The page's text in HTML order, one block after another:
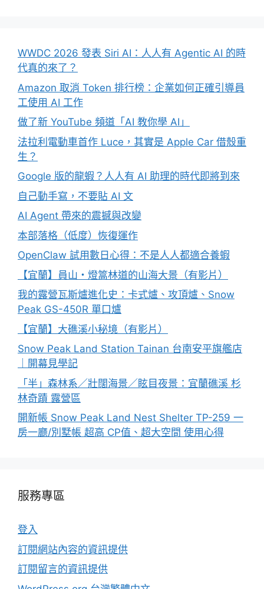
WWDC 2026 發表 Siri AI：人人有 Agentic AI 的時
代真的來了？
Amazon 取消 Token 排行榜：企業如何正確引導員
工使用 AI 工作
做了新 YouTube 頻道「AI 教你學 AI」
法拉利電動車首作 Luce，其實是 Apple Car 借殼重
生？
Google 版的龍蝦？人人有 AI 助理的時代即將到來
自己動手寫，不要貼 AI 文
AI Agent 帶來的震撼與改變
本部落格（低度）恢復運作
OpenClaw 試用數日心得：不是人人都適合養蝦
【宜蘭】員山・燈篙林道的山海大景（有影片）
我的露營瓦斯爐進化史：卡式爐、攻頂爐、Snow
Peak GS-450R 單口爐
【宜蘭】大礁溪小秘境（有影片）
Snow Peak Land Station Tainan 台南安平旗艦店
｜開幕見學記
「半」森林系／壯闊海景／眩目夜景：宜蘭礁溪 杉
林奇蹟 露營區
開新帳 Snow Peak Land Nest Shelter TP-259 一
房一廳/別墅帳 超高 CP值、超大空間 使用心得
服務專區
登入
訂閱網站內容的資訊提供
訂閱留言的資訊提供